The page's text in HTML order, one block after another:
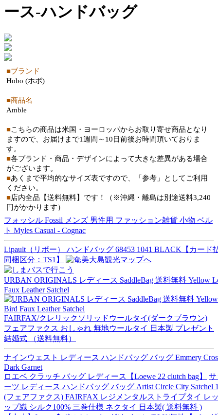
ース-ハンドバッグ
■ブランド
Hobo (ホボ)
■商品名
Amble
■こちらの商品は米国・ヨーロッパからお取り寄せ商品となり
ますので、お届けまで1週間～10日前後お時間頂いておりま
す。
■各ブランド・商品・デザインによって大きな差異がある場合
がございます。
■あくまで平均的なサイズ表ですので、「参考」としてご利用
ください。
■店内全品【送料無料】です！（※沖縄・離島は別途送料3,240
円がかかります）
フォッシル Fossil メンズ 男性用 ファッション雑貨 小物 ベル
ト Myles Casual - Cognac
Lipault（リポー） ハンドバッグ 68453 1041 BLACK【カード
同梱区分：TS1】
URBAN ORIGINALS レディース SaddleBag 送料無料 Yellow
Faux Leather Satchel
FAIRFAX/クレリックソリッドウールタイ(ダークブラウン)
フェアファクス おしゃれ 無地ウールタイ 日本製 プレゼント
結婚式 （送料無料）
ナインウェスト レディース ハンドバッグ バッグ Emmery
Dark Garnet
ロエベ クラッチ バッグ レディース【Loewe 22 clutch bag】
サ
ーツ レディース ハンドバッグ バッグ Artist Circle City Satchel
(フェアファクス) FAIRFAX レジメンタルストライプタイ レ
ップ織 シルク100% 三巻仕様 ネクタイ 日本製( 送料無料 )